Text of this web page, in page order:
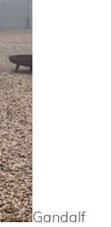
Gandalf